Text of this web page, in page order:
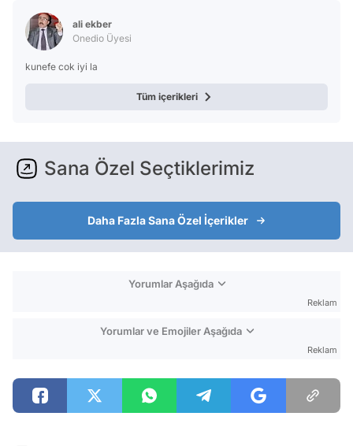
ali ekber
Onedio Üyesi
kunefe cok iyi la
Tüm içerikleri
Sana Özel Seçtiklerimiz
Daha Fazla Sana Özel İçerikler
Yorumlar Aşağıda
Reklam
Yorumlar ve Emojiler Aşağıda
Reklam